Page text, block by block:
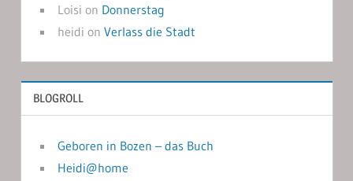
Loisi on Donnerstag
heidi on Verlass die Stadt
BLOGROLL
Geboren in Bozen – das Buch
Heidi@home